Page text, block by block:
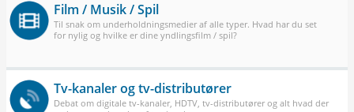
Film / Musik / Spil
Til snak om underholdningsmedier af alle typer. Hvad har du set
for nylig og hvilke er dine yndlingsfilm / spil?
Tv-kanaler og tv-distributører
Debat om digitale tv-kanaler, HDTV, tv-distributører og alt hvad der